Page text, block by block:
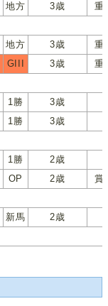
地方 3歳 重
地方 3歳
重
GIII 3歳 重
1勝 3歳
1勝 3歳
1勝 2歳
OP 2歳 賞
新馬 2歳